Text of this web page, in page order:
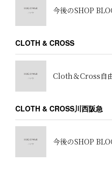
今後のSHOP
CLOTH & CROSS
Cloth＆Cross自
CLOTH & CROSS川西阪急
今後のSHOP